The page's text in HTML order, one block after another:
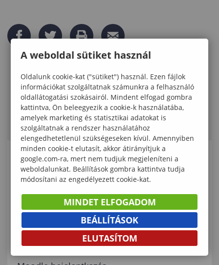
KAPCSOLÓDÓ ELÉRHETŐSÉGEK
Soproni Egyetem Főoldal
Telefonkönyv
Neptun bejelentkezés
A weboldal sütiket használ
Oldalunk cookie-kat ("sütiket") használ. Ezen fájlok
információkat szolgáltatnak számunkra a felhasználó
oldallátogatási szokásairól. Mindent elfogad gombra
kattintva, Ön beleegyezik a cookie-k használatába,
amelyek marketing és statisztikai adatokat is
szolgáltatnak a rendszer használatához
elengedhetetlenül szükségeseken kívül. Amennyiben
minden cookie-t elutasít, akkor átirányítjuk a
google.com-ra, mert nem tudjuk megjeleníteni a
weboldalunkat. Beállítások gombra kattintva tudja
módosítani az engedélyezett cookie-kat.
MINDET ELFOGADOM
BEÁLLÍTÁSOK
ELUTASÍTOM